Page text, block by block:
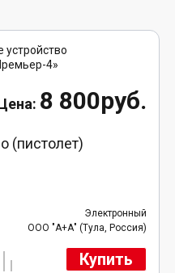
8 800руб.
(пистолет)
Электронный
ООО "А+А" (Тула, Россия)
Купить